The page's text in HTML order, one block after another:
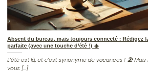
Absent du bureau, mais toujours connecté : Rédigez
parfaite (avec une touche d’été !) ☀️
L’été est là, et c’est synonyme de vacances ! 🏖️
vous [...]